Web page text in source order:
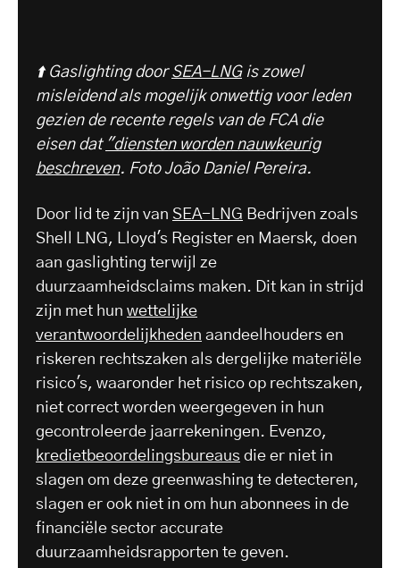
⬆️ Gaslighting doorSEA-LNGis zowel
misleidend als mogelijk onwettig voor leden
gezien de recente regels van de FCA die
eisen dat "diensten worden nauwkeurig
beschreven. Foto João Daniel Pereira.
Door lid te zijn van SEA-LNG Bedrijven zoals
Shell LNG, Lloyd's Register en Maersk, doen
aan gaslighting terwijl ze
duurzaamheidsclaims maken. Dit kan in strijd
zijn met hun wettelijke
verantwoordelijkheden aandeelhouders en
riskeren rechtszaken als dergelijke materiële
risico's, waaronder het risico op rechtszaken,
niet correct worden weergegeven in hun
gecontroleerde jaarrekeningen. Evenzo,
kredietbeoordelingsbureaus die er niet in
slagen om deze greenwashing te detecteren,
slagen er ook niet in om hun abonnees in de
financiële sector accurate
duurzaamheidsrapporten te geven.